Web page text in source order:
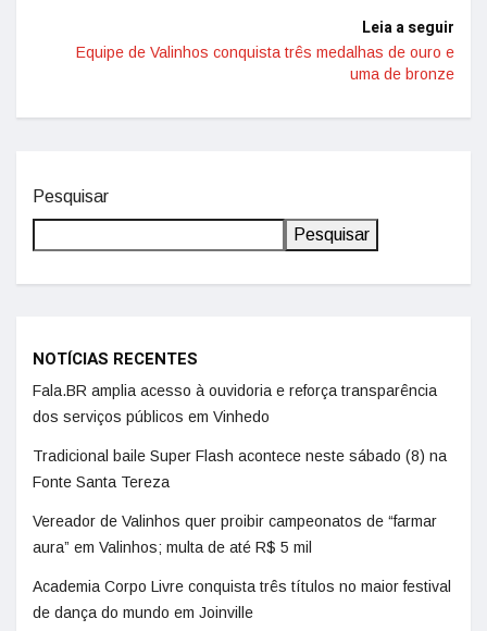
Leia a seguir
Equipe de Valinhos conquista três medalhas de ouro e
uma de bronze
Pesquisar
Pesquisar
NOTÍCIAS RECENTES
Fala.BR amplia acesso à ouvidoria e reforça transparência
dos serviços públicos em Vinhedo
Tradicional baile Super Flash acontece neste sábado (8) na
Fonte Santa Tereza
Vereador de Valinhos quer proibir campeonatos de “farmar
aura” em Valinhos; multa de até R$ 5 mil
Academia Corpo Livre conquista três títulos no maior festival
de dança do mundo em Joinville